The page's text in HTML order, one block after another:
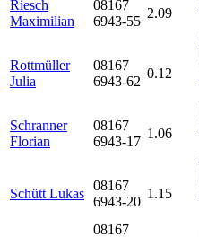
Riesch
Maximilian
08167
6943-55
2.09
Rottmüller
Julia
08167
6943-62
0.12
Schranner
Florian
08167
6943-17
1.06
Schütt Lukas
08167
6943-20
1.15
08167